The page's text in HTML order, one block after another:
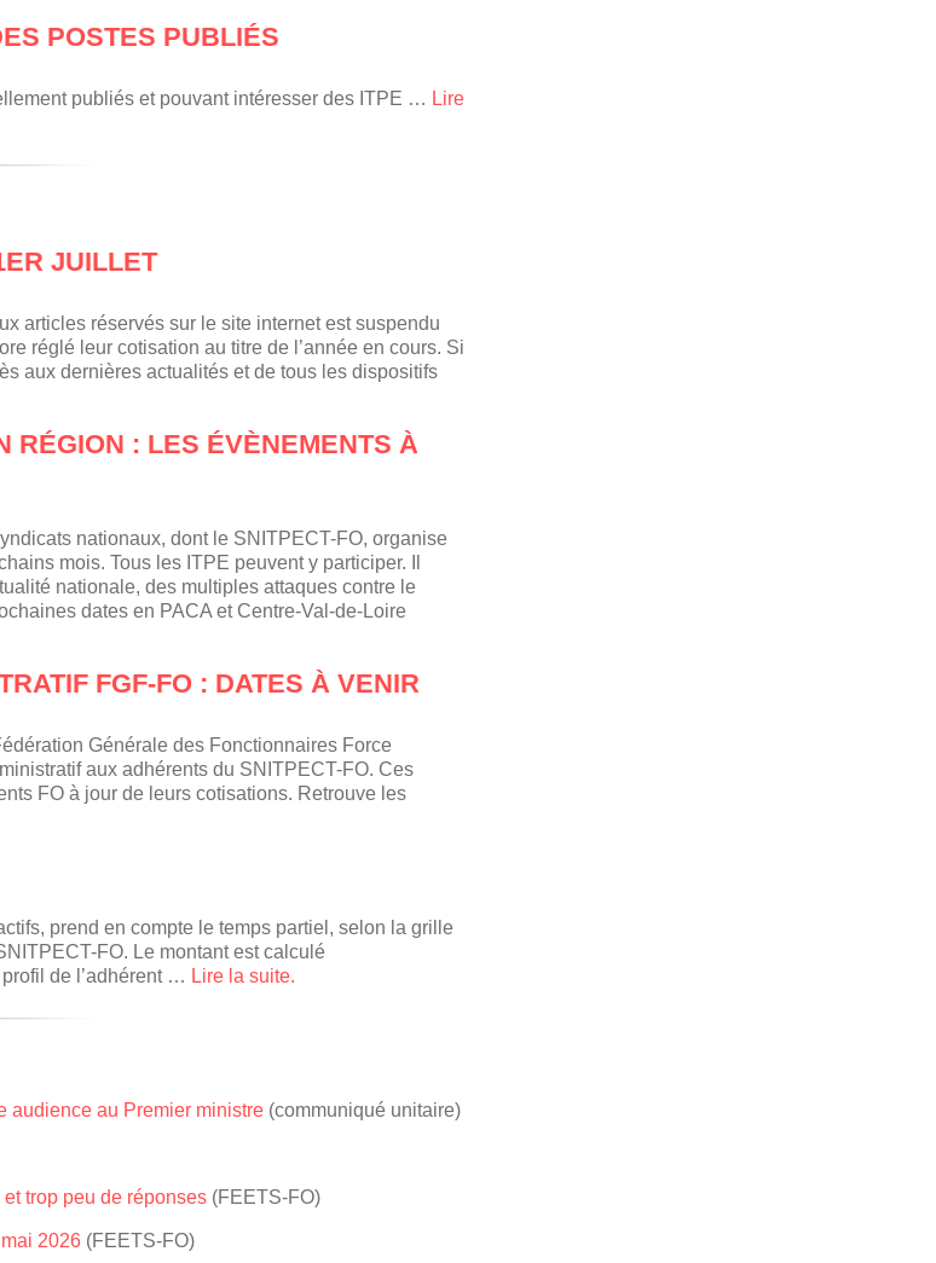
POSTES PUBLIÉS
publiés et pouvant intéresser des ITPE … Lire
JUILLET
articles réservés sur le site internet est suspendu
réglé leur cotisation au titre de l’année en cours. Si
aux dernières actualités et de tous les dispositifs
RÉGION : LES ÉVÈNEMENTS À
nationaux, dont le SNITPECT-FO, organise
mois. Tous les ITPE peuvent y participer. Il
nationale, des multiples attaques contre le
dates en PACA et Centre-Val-de-Loire
FGF-FO : DATES À VENIR
Générale des Fonctionnaires Force
aux adhérents du SNITPECT-FO. Ces
FO à jour de leurs cotisations. Retrouve les
prend en compte le temps partiel, selon la grille
FO. Le montant est calculé
de l’adhérent … Lire la suite.
audience au Premier ministre (communiqué unitaire)
trop peu de réponses (FEETS-FO)
2026 (FEETS-FO)